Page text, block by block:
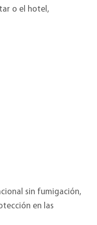
o el hotel,
sin fumigación,
en las